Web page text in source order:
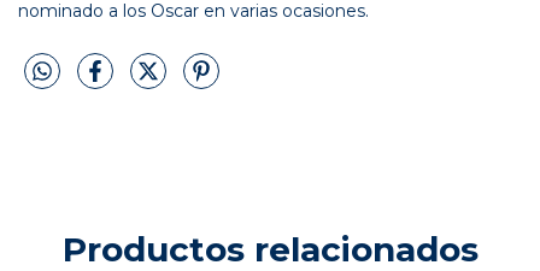
nominado a los Oscar en varias ocasiones.
Productos relacionados